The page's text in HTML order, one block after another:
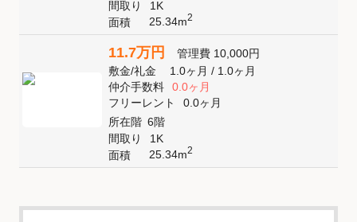
間取り
1K
面積
25.34m2
11.7万円 管理費 10,000円
敷金/礼金 1.0ヶ月/ 1.0ヶ月
仲介手数料
0.0ヶ月
フリーレント
0.0ヶ月
所在階 6階
間取り
1K
面積
25.34m2